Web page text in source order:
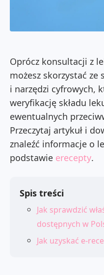
Oprócz konsultacji z
możesz skorzystać ze
i narzędzi cyfrowych,
weryfikację składu
ewentualnych
Przeczytaj artykuł i
znaleźć informacje o
podstawie erecepty.
Spis treści
Jak sprawdzić
dostępnych w
Jak uzyskać e-